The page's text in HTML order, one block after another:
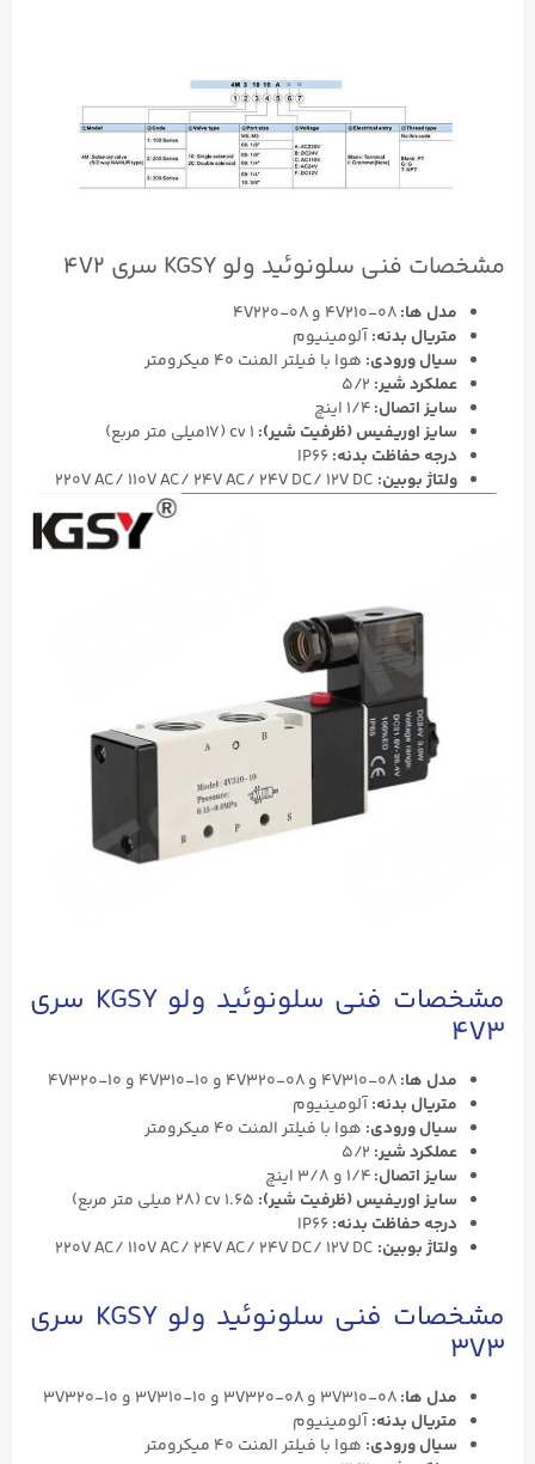
مشخصات فنی سلونوئید ولو KGSY سری 4V2
مدل ها:
متریال بدنه:آلومینیوم
سیال ورودی: هوا با فیلتر المنت ۴۰ میکرومتر
عملکرد شیر:
سایز اتصال:
سایز اوریفیس (ظرفیت شیر):
درجه حفاظت بدنه:
ولتاژ بوبین:
مشخصات فنی سلونوئید ولو KGSY سری
4V3
مدل ها:
متریال بدنه:آلومینیوم
سیال ورودی: هوا با فیلتر المنت ۴۰ میکرومتر
عملکرد شیر:
سایز اتصال:
سایز اوریفیس (ظرفیت شیر):
درجه حفاظت بدنه:
ولتاژ بوبین:
مشخصات فنی سلونوئید ولو KGSY سری
3V3
مدل ها:
متریال بدنه:آلومینیوم
سیال ورودی: هوا با فیلتر المنت ۴۰ میکرومتر